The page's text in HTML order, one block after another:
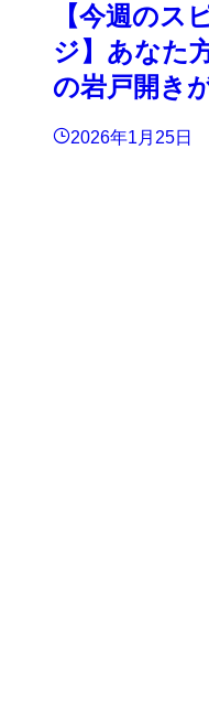
【今週のス
ジ】あなた
の岩戸開き
2026年1月25日